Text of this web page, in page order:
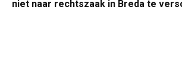
niet naar rechtszaak in Breda te